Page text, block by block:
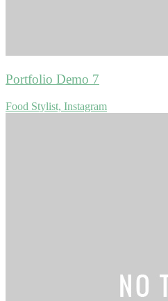
Portfolio Demo 7
Food Stylist, Instagram